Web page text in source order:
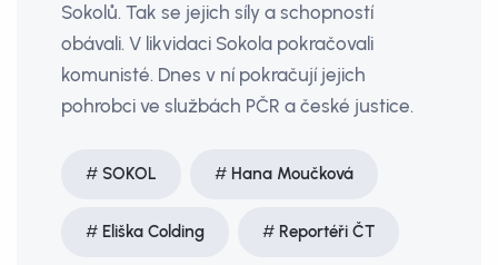
Sokolů. Tak se jejich síly a schopností
obávali. V likvidaci Sokola pokračovali
komunisté. Dnes v ní pokračují jejich
pohrobci ve službách PČR a české justice.
SOKOL Hana Moučková
Eliška Colding Reportéři ČT